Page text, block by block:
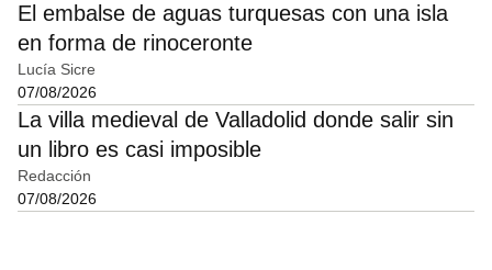
El embalse de aguas turquesas con una isla
en forma de rinoceronte
Lucía Sicre
07/08/2026
La villa medieval de Valladolid donde salir sin
un libro es casi imposible
Redacción
07/08/2026